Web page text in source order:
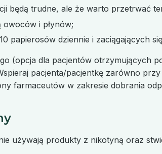
będą trudne, ale że warto przetrwać
i płynów;
papierosów dziennie i zaciągających
(opcja dla pacjentów otrzymujących
pacjenta/pacjentkę zarówno
farmaceutów w zakresie dobrania
używają produkty z nikotyną oraz